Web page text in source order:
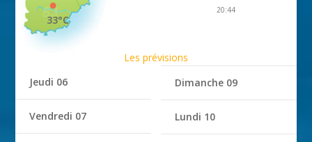
33°C
20:44
Les prévisions
Jeudi 06
Vendredi 07
Dimanche 09
Lundi 10